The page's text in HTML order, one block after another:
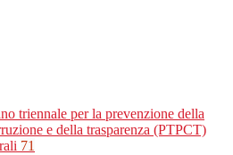
triennale per la prevenzione della
e della trasparenza (PTPCT)
71